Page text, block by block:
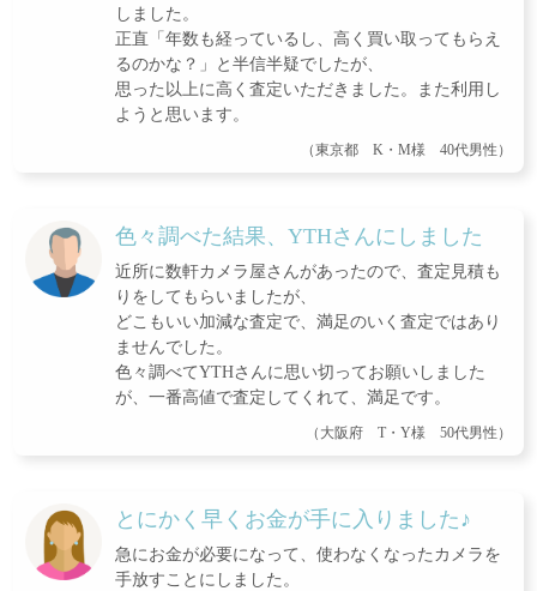
しました。
正直「年数も経っているし、高く買い取ってもらえ
るのかな？」と半信半疑でしたが、
思った以上に高く査定いただきました。また利用し
ようと思います。
（東京都 K・M様 40代男性）
色々調べた結果、YTHさんにしました
近所に数軒カメラ屋さんがあったので、査定見積も
りをしてもらいましたが、
どこもいい加減な査定で、満足のいく査定ではあり
ませんでした。
色々調べてYTHさんに思い切ってお願いしました
が、一番高値で査定してくれて、満足です。
（大阪府 T・Y様 50代男性）
とにかく早くお金が手に入りました♪
急にお金が必要になって、使わなくなったカメラを
手放すことにしました。